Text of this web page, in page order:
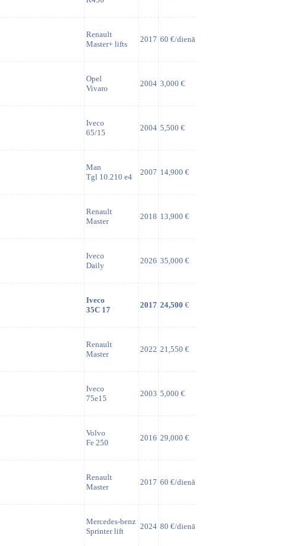
Renault
Master+ lifts
2017 60 €/dienā
Opel
Vivaro
2004 3,000 €
Iveco
65/15
2004 5,500 €
Man
Tgl 10.210 e4
2007 14,900 €
Renault
Master
2018 13,900 €
Iveco
Daily
2026 35,000 €
Iveco
35C 17
2017 24,500 €
Renault
Master
2022 21,550 €
Iveco
75e15
2003 5,000 €
Volvo
Fe 250
2016 29,000 €
Renault
Master
2017 60 €/dienā
Mercedes-benz
Sprinter lift
2024 80 €/dienā